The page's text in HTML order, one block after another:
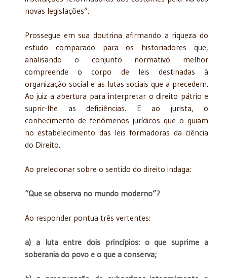
novas legislações”.
Prossegue em sua doutrina afirmando a riqueza do
estudo comparado para os historiadores que,
analisando o conjunto normativo melhor
compreende o corpo de leis destinadas à
organização social e as lutas sociais que a precedem.
Ao juiz a abertura para interpretar o direito pátrio e
suprir-lhe as deficiências. E ao jurista, o
conhecimento de fenômenos jurídicos que o guiam
no estabelecimento das leis formadoras da ciência
do Direito.
Ao prelecionar sobre o sentido do direito indaga:
“Que se observa no mundo moderno”?
Ao responder pontua três vertentes:
a) a luta entre dois princípios: o que suprime a
soberania do povo e o que a conserva;